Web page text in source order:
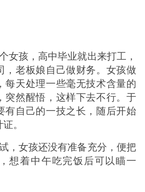
孩，高中毕业就出来打工，
老板娘自己做财务。 女孩做
每天处理一些毫无技术含量的
突然醒悟，这样下去不行。 于
有自己的一技之长，随后开始
。
女孩还没有准备充分，便把
想着中午吃完饭后可以瞄一